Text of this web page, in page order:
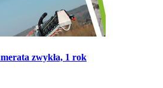
zwykła, 1 rok